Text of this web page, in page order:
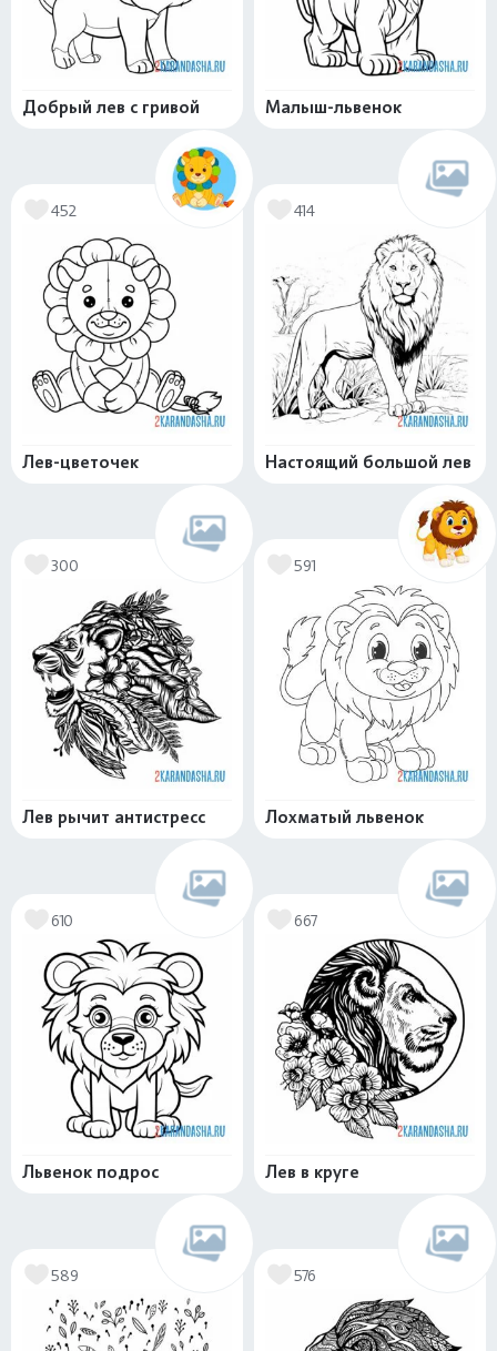
Добрый лев с гривой Малыш-львенок
452
Лев-цветочек
414
Настоящий большой лев
300
Лев рычит антистресс
591
Лохматый львенок
610
Львенок подрос
667
Лев в круге
589 576